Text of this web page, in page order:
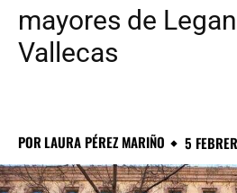
mayores de
Vallecas
POR LAURA PÉREZ MARIÑO 5